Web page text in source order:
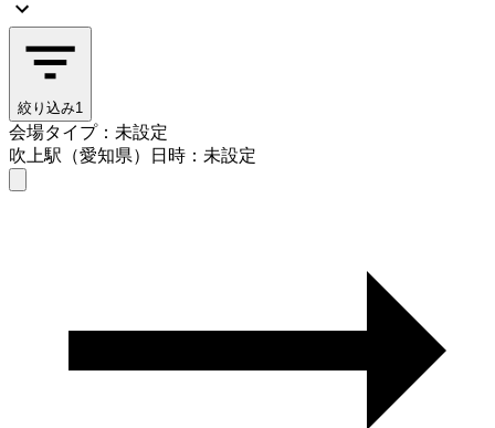
絞り込み1
会場タイプ：未設定
吹上駅（愛知県）
日時：未設定